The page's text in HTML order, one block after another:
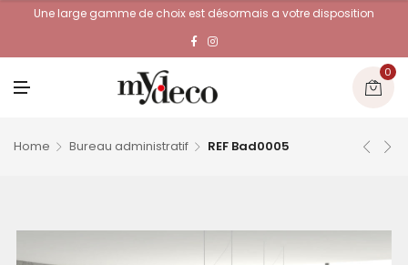
Une large gamme de choix est désormais a votre disposition
0
Home Bureau administratif REF Bad0005